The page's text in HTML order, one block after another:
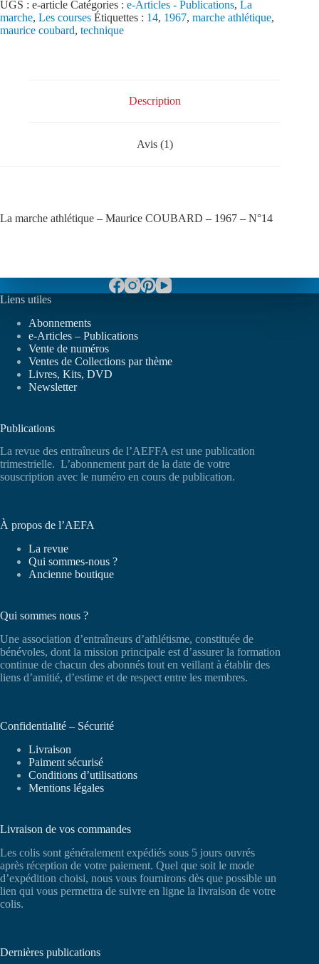
UGS : e-article Catégories : e-Articles - Publications, La
marche, Les courses Étiquettes : 14, 1967, marche athlétique,
maurice coubard, technique
Description
Avis (1)
La marche athlétique – Maurice COUBARD – 1967 – N°14
Liens utiles
Abonnements
e-Articles – Publications
Vente de numéros
Ventes de Collections par thème
Livres, Kits, DVD
Newsletter
Publications
La revue des entraîneurs de l’AEFFA est une publication
trimestrielle. L’abonnement part de la date de votre
souscription avec le numéro en cours de publication.
À propos de l’AEFA
La revue
Qui sommes-nous ?
Ancienne boutique
Qui sommes nous ?
Une association d’entraîneurs d’athlétisme, constituée de
bénévoles, dont la mission principale est d’assurer la formation
continue de chacun des abonnés tout en veillant à établir des
liens d’amitié, d’estime et de respect entre les membres.
Confidentialité – Sécurité
Livraison
Paiment sécurisé
Conditions d’utilisations
Mentions légales
Livraison de vos commandes
Les colis sont généralement expédiés sous 5 jours ouvrés
après réception de votre paiement. Quel que soit le mode
d’expédition choisi, nous vous fournirons dès que possible un
lien qui vous permettra de suivre en ligne la livraison de votre
colis.
Dernières publications